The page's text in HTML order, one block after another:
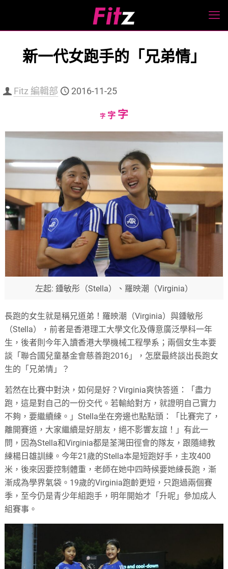
新一代女跑手的「兄弟情」
Fitz 編輯部 2016-11-25
字Decrease
size.
字Reset
size.
字Increase
size.
左起: 鍾敏彤（Stella）、羅映潮（Virginia）
長跑的女生就是稱兄道弟！羅映潮（Virginia）與鍾敏彤
（Stella），前者是香港理工大學文化及傳意廣泛學科一年
生，後者則今年入讀香港大學機械工程學系；兩個女生本要
談「聯合國兒童基金會慈善跑2016」，怎麼最終談出長跑女
生的「兄弟情」？
若然在比賽中對決，如何是好？Virginia爽快答道：「盡力
跑，這是對自己的一份交代。若輸給對方，就證明自己實力
不夠，要繼續練。」Stella坐在旁邊也點點頭：「比賽完了，
離開賽道，大家繼續是好朋友，絕不影響友誼！」有此一
問，因為Stella和Virginia都是荃灣田徑會的隊友，跟隨總教
練楊日雄訓練。今年21歲的Stella本是短跑好手，主攻400
米，後來因要控制體重，老師在她中四時候要她練長跑，漸
漸成為學界氣袋。19歲的Virginia跑齡更短，只跑過兩個賽
季，至今仍是青少年組跑手，明年開始才「升呢」參加成人
組賽事。